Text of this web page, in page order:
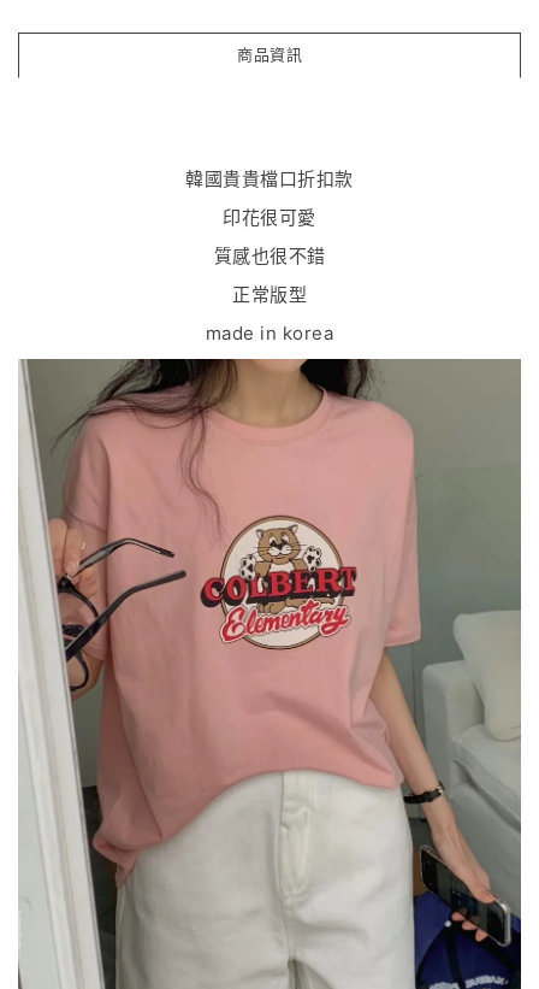
商品資訊
韓國貴貴檔口折扣款
印花很可愛
質感也很不錯
正常版型
made in korea